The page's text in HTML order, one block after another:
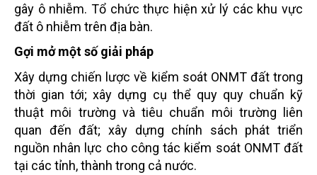
gây ô nhiễm. Tổ chức thực hiện xử lý các khu vực
đất ô nhiễm trên địa bàn.
Gợi mở một số giải pháp
Xây dựng chiến lược về kiểm soát ONMT đất trong
thời gian tới; xây dựng cụ thể quy quy chuẩn kỹ
thuật môi trường và tiêu chuẩn môi trường liên
quan đến đất; xây dựng chính sách phát triển
nguồn nhân lực cho công tác kiểm soát ONMT đất
tại các tỉnh, thành trong cả nước.